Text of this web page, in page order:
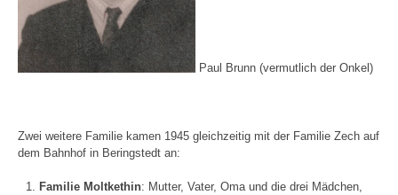
Paul Brunn (vermutlich der Onkel)
Zwei weitere Familie kamen 1945 gleichzeitig mit der Familie Zech auf
dem Bahnhof in Beringstedt an:
Familie Moltkethin: Mutter, Vater, Oma und die drei Mädchen,